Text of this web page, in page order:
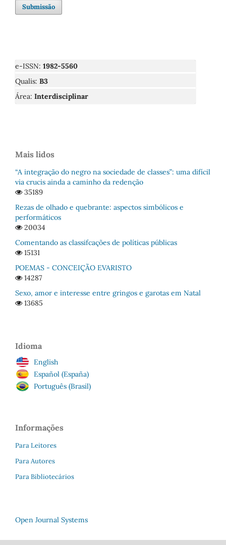
Submissão
e-ISSN: 1982-5560
Qualis: B3
Área: Interdisciplinar
Mais lidos
“A integração do negro na sociedade de classes”: uma difícil
via crucis ainda a caminho da redenção
35189
Rezas de olhado e quebrante: aspectos simbólicos e
performáticos
20034
Comentando as classifcações de políticas públicas
15131
POEMAS - CONCEIÇÃO EVARISTO
14287
Sexo, amor e interesse entre gringos e garotas em Natal
13685
Idioma
English
Español (España)
Português (Brasil)
Informações
Para Leitores
Para Autores
Para Bibliotecários
Open Journal Systems